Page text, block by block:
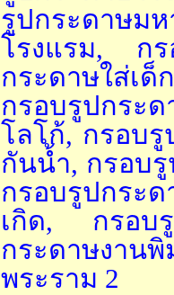
รูปกระดาษ
โรงแรม, กร
กระดาษใส่เ
กรอบรูปกร
โลโก้, กรอบ
กันน้ำ, กรอบ
กรอบรูปกระ
เกิด, กรอบ
กระดาษงาน
พระราม 2